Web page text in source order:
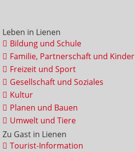
Leben in Lienen
Bildung und Schule
Familie, Partnerschaft und Kinder
Freizeit und Sport
Gesellschaft und Soziales
Kultur
Planen und Bauen
Umwelt und Tiere
Zu Gast in Lienen
Tourist-Information